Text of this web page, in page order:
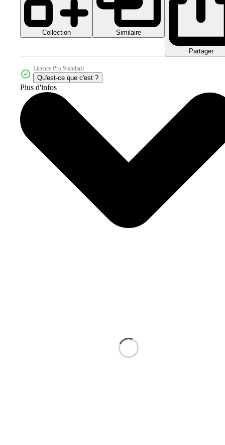
Collection Similaire
Partager
Licence Pro Standard
Qu'est-ce que c'est ?
Plus d'infos